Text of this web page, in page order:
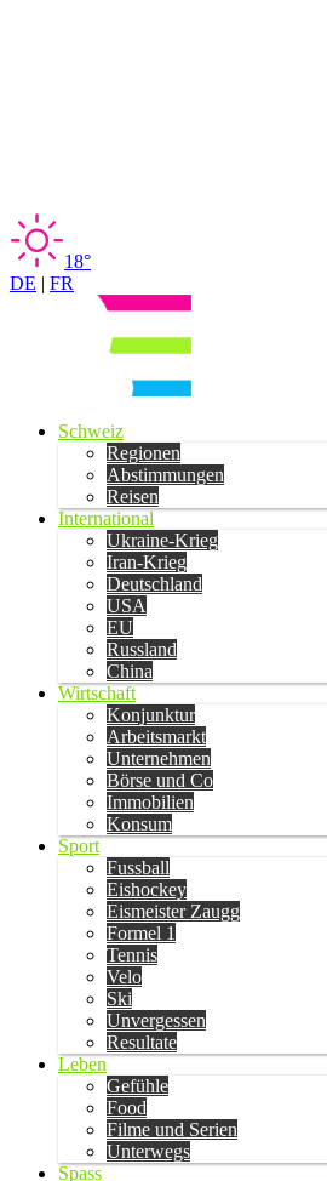
18°
DE | FR
Schweiz
Regionen
Abstimmungen
Reisen
International
Ukraine-Krieg
Iran-Krieg
Deutschland
USA
EU
Russland
China
Wirtschaft
Konjunktur
Arbeitsmarkt
Unternehmen
Börse und Co
Immobilien
Konsum
Sport
Fussball
Eishockey
Eismeister Zaugg
Formel 1
Tennis
Velo
Ski
Unvergessen
Resultate
Leben
Gefühle
Food
Filme und Serien
Unterwegs
Spass